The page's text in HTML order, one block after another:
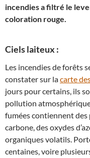
incendies a filtré le
coloration rouge.
Ciels laiteux :
Les incendies de forêts
constater sur lacarte
jours pour certains, ils
pollution
fumées contiennent
carbone, des oxydes
organiques volatils.
centaines, voire